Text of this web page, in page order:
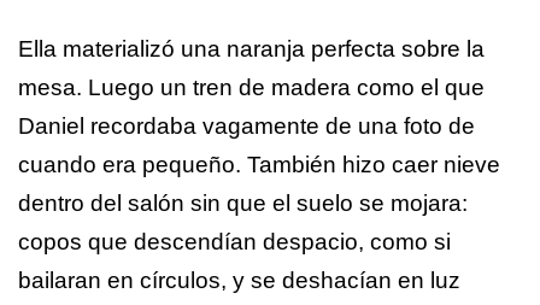
Ella materializó una naranja perfecta sobre la
mesa. Luego un tren de madera como el que
Daniel recordaba vagamente de una foto de
cuando era pequeño. También hizo caer nieve
dentro del salón sin que el suelo se mojara:
copos que descendían despacio, como si
bailaran en círculos, y se deshacían en luz